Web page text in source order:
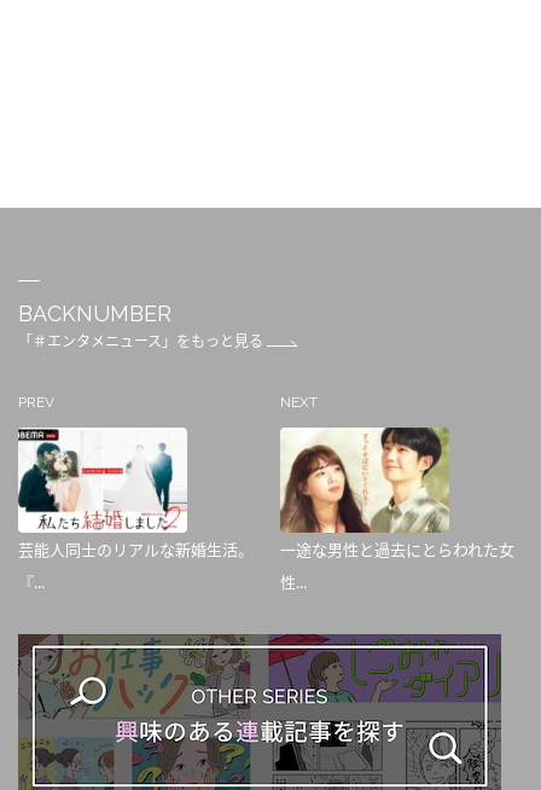
BACKNUMBER
「＃エンタメニュース」をもっと見る
PREV
芸能人同士のリアルな新婚生活。
『...
NEXT
一途な男性と過去にとらわれた女
性...